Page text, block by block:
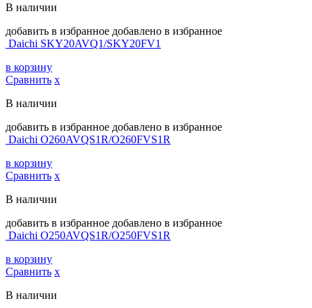
В наличии
добавить в избранное добавлено в избранное
Daichi SKY20AVQ1/SKY20FV1
в корзину
Сравнить х
В наличии
добавить в избранное добавлено в избранное
Daichi O260AVQS1R/O260FVS1R
в корзину
Сравнить х
В наличии
добавить в избранное добавлено в избранное
Daichi O250AVQS1R/O250FVS1R
в корзину
Сравнить х
В наличии